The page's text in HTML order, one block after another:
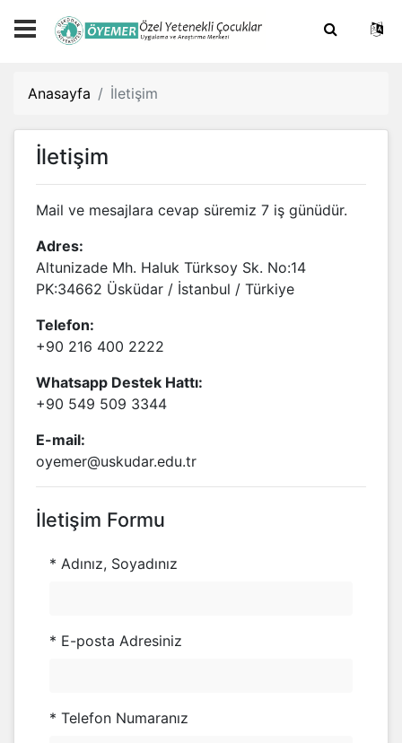
Anasayfa İletişim
İletişim
Mail ve mesajlara cevap süremiz 7 iş günüdür.
Adres:
Altunizade Mh. Haluk Türksoy Sk. No:14
PK:34662 Üsküdar / İstanbul / Türkiye
Telefon:
+90 216 400 2222
Whatsapp Destek Hattı:
+90 549 509 3344
E-mail:
oyemer@uskudar.edu.tr
İletişim Formu
* Adınız, Soyadınız
* E-posta Adresiniz
* Telefon Numaranız